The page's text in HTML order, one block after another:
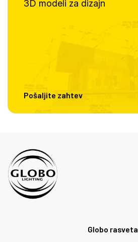
3D modeli za dizajn
Pošaljite zahtev
Globo rasveta